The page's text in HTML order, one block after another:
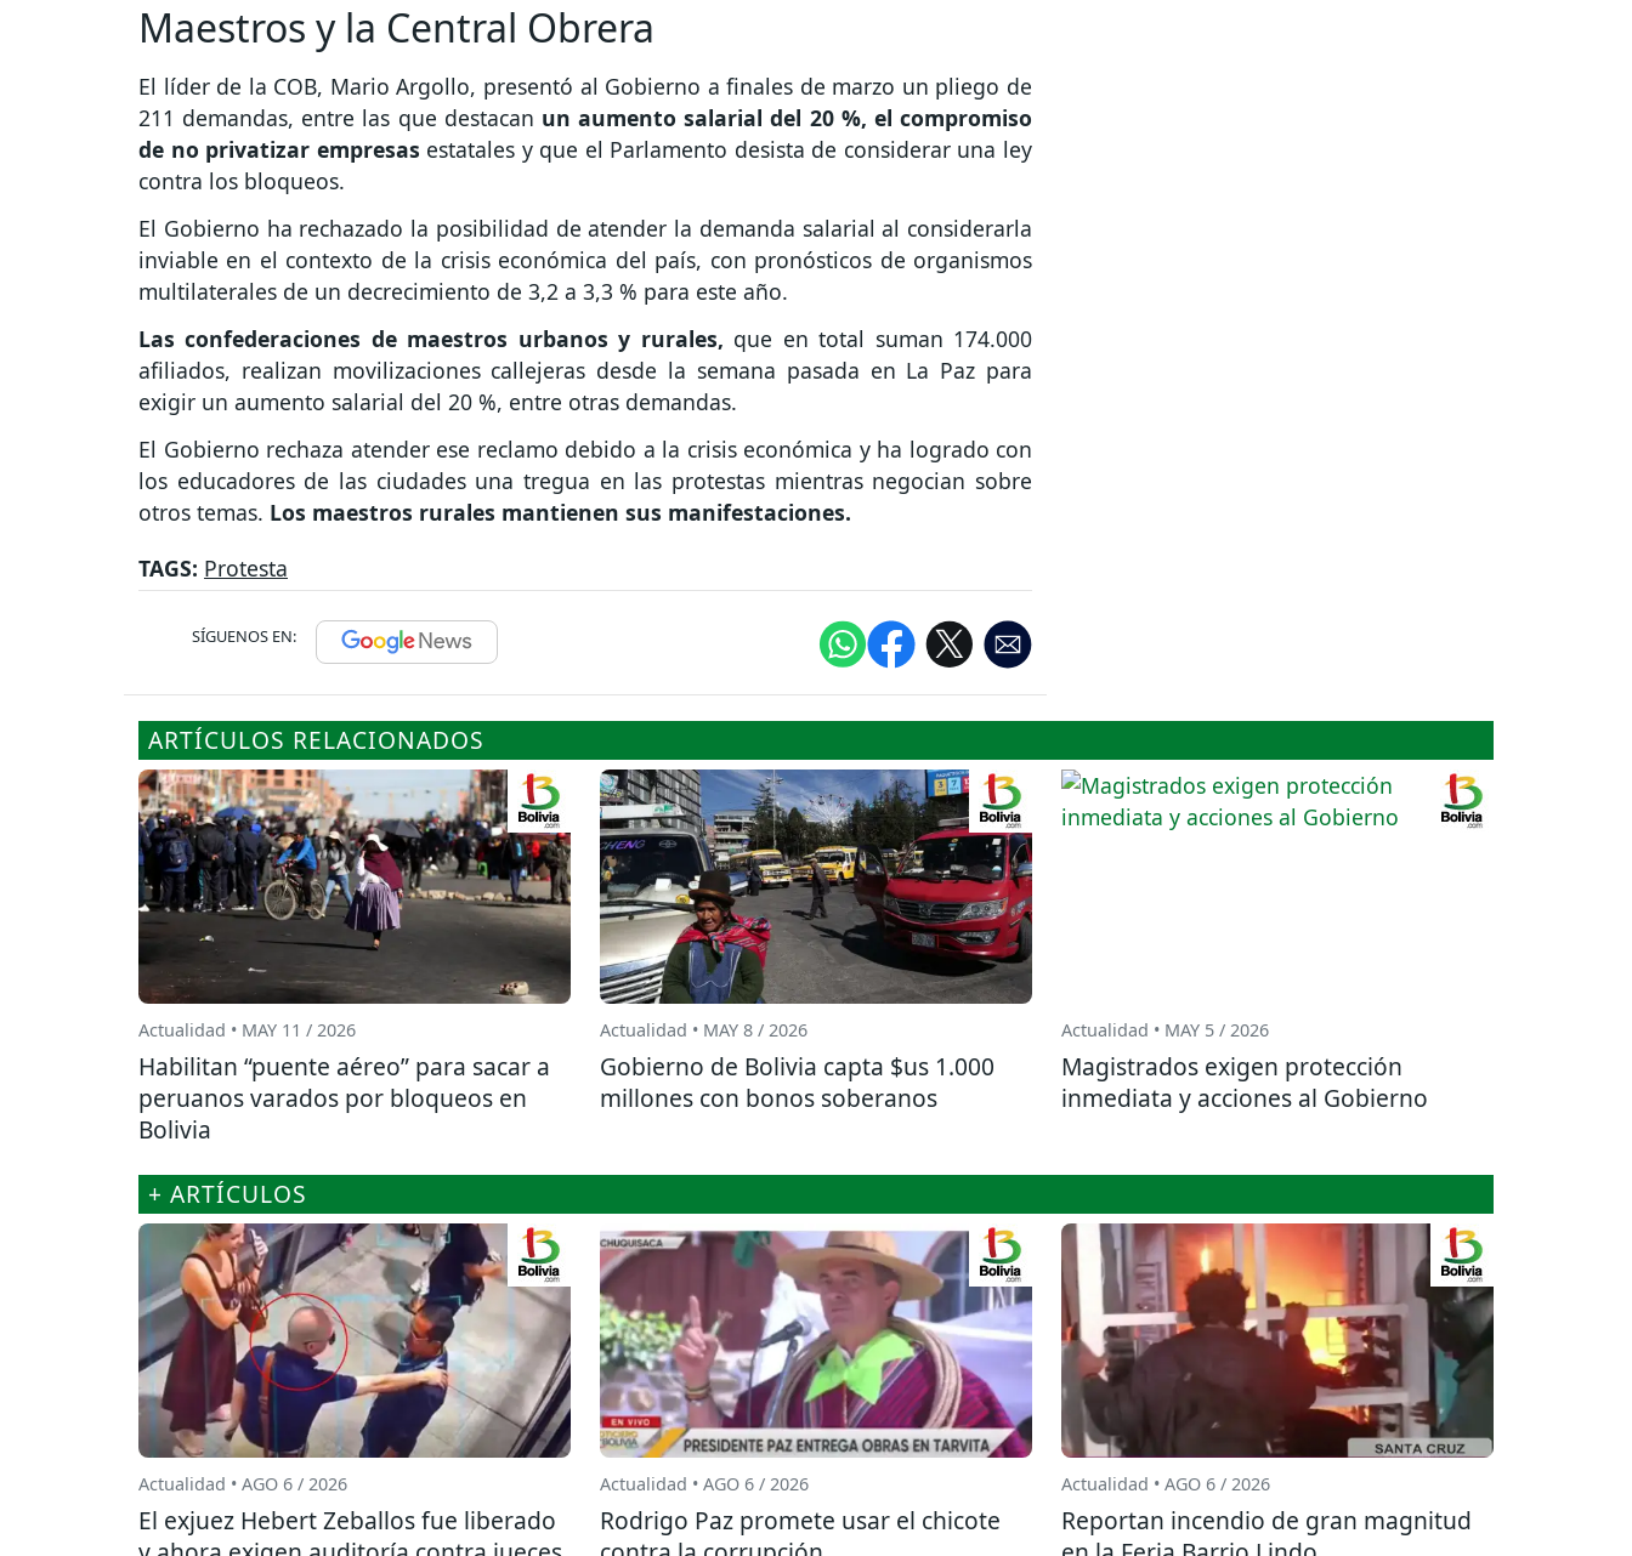
Maestros y la Central Obrera
El líder de la COB, Mario Argollo, presentó al Gobierno a finales de marzo un pliego de
211 demandas, entre las que destacan un aumento salarial del 20 %, el compromiso
de no privatizar empresas estatales y que el Parlamento desista de considerar una ley
contra los bloqueos.
El Gobierno ha rechazado la posibilidad de atender la demanda salarial al considerarla
inviable en el contexto de la crisis económica del país, con pronósticos de organismos
multilaterales de un decrecimiento de 3,2 a 3,3 % para este año.
Las confederaciones de maestros urbanos y rurales, que en total suman 174.000
afiliados, realizan movilizaciones callejeras desde la semana pasada en La Paz para
exigir un aumento salarial del 20 %, entre otras demandas.
El Gobierno rechaza atender ese reclamo debido a la crisis económica y ha logrado con
los educadores de las ciudades una tregua en las protestas mientras negocian sobre
otros temas. Los maestros rurales mantienen sus manifestaciones.
TAGS: Protesta
SÍGUENOS EN:
ARTÍCULOS RELACIONADOS
Actualidad • MAY 11 / 2026
Habilitan “puente aéreo” para sacar a
peruanos varados por bloqueos en
Bolivia
Actualidad • MAY 8 / 2026
Gobierno de Bolivia capta $us 1.000
millones con bonos soberanos
Actualidad • MAY 5 / 2026
Magistrados exigen protección
inmediata y acciones al Gobierno
+ ARTÍCULOS
Actualidad • AGO 6 / 2026
El exjuez Hebert Zeballos fue liberado
Actualidad • AGO 6 / 2026
Rodrigo Paz promete usar el chicote
Actualidad • AGO 6 / 2026
Reportan incendio de gran magnitud